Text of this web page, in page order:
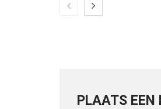
PLAATS EEN